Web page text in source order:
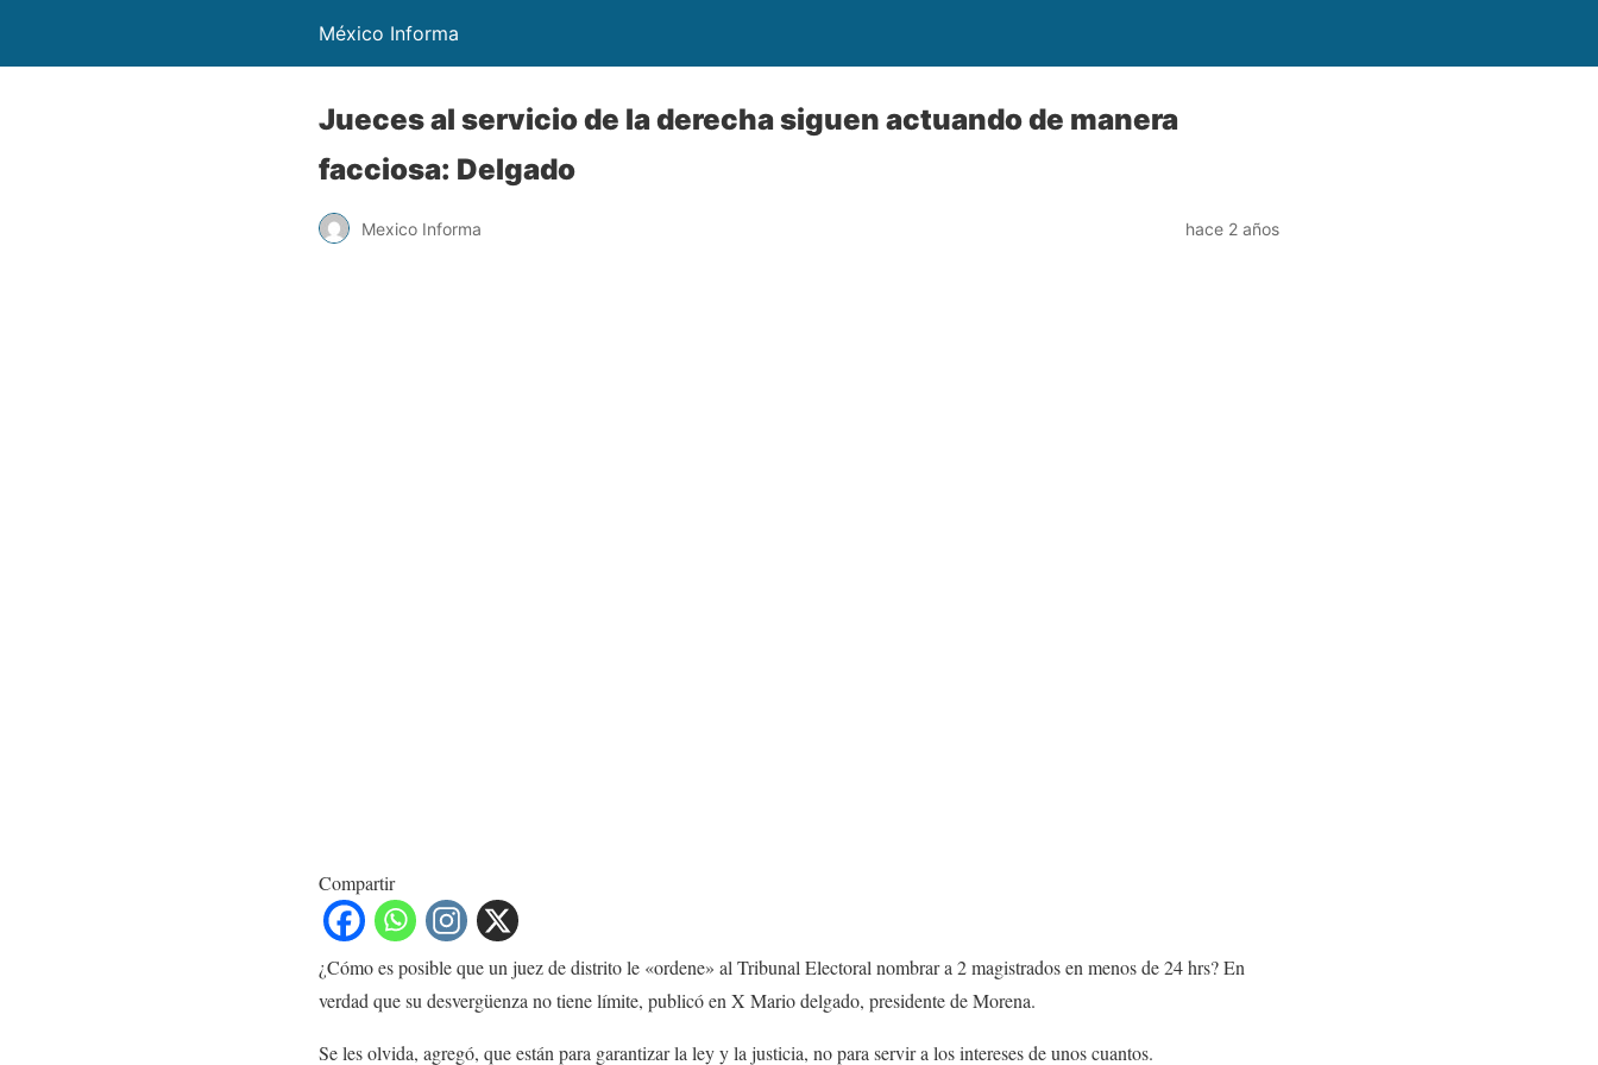
México Informa
Jueces al servicio de la derecha siguen actuando de manera
facciosa: Delgado
Mexico Informa hace 2 años
Compartir
¿Cómo es posible que un juez de distrito le «ordene» al Tribunal Electoral nombrar a 2 magistrados en menos de 24 hrs? En
verdad que su desvergüenza no tiene límite, publicó en X Mario delgado, presidente de Morena.
Se les olvida, agregó, que están para garantizar la ley y la justicia, no para servir a los intereses de unos cuantos.